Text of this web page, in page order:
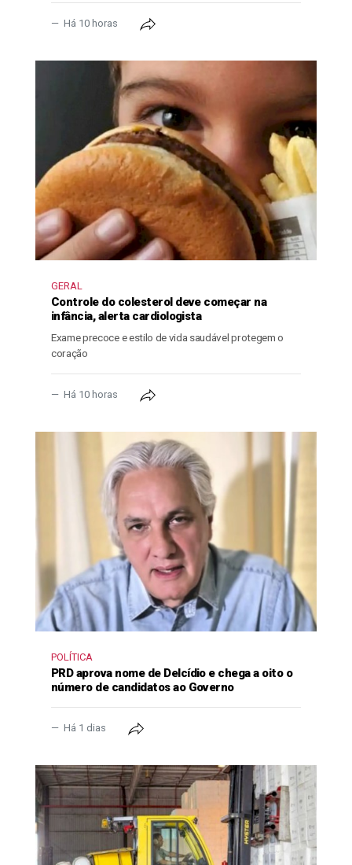
Há 10 horas
GERAL
Controle do colesterol deve começar na
infância, alerta cardiologista
Exame precoce e estilo de vida saudável protegem o
coração
Há 10 horas
POLÍTICA
PRD aprova nome de Delcídio e chega a oito o
número de candidatos ao Governo
Há 1 dias